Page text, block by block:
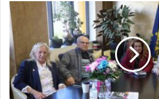
Ευτυχία Μοσχάκη, ηθοποιός.
Αναστασία Αντωνοπούλου,
Τμήματος Χορού του Λυκείου
Χολαργού.